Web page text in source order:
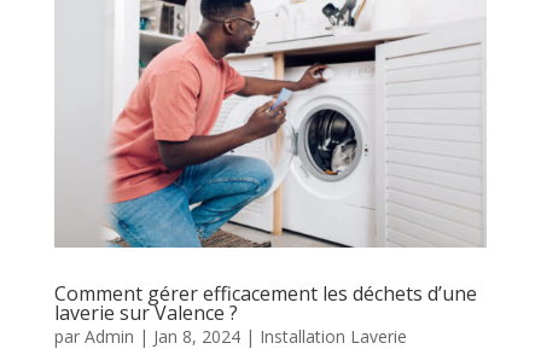
Comment gérer efficacement les déchets d’une
laverie sur Valence ?
par Admin | Jan 8, 2024| Installation Laverie